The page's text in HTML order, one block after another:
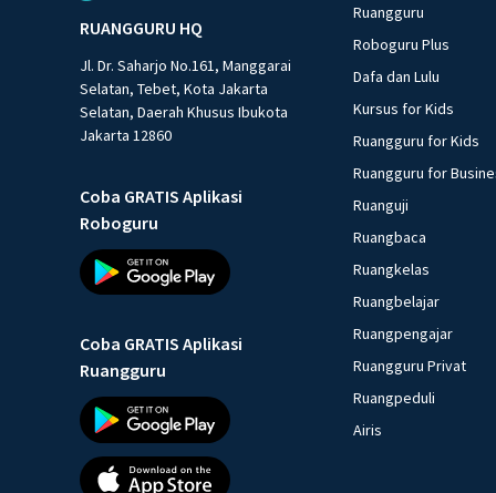
RUANGGURU HQ
Jl. Dr. Saharjo No.161, Manggarai
Selatan, Tebet, Kota Jakarta
Selatan, Daerah Khusus Ibukota
Jakarta 12860
Coba GRATIS Aplikasi
Roboguru
Coba GRATIS Aplikasi
Ruangguru
Ruangguru
Roboguru Plus
Dafa dan Lulu
Kursus for Kids
Ruangguru for Kids
Ruangguru for
Ruanguji
Ruangbaca
Ruangkelas
Ruangbelajar
Ruangpengajar
Ruangguru Privat
Ruangpeduli
Airis